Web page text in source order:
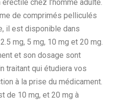
chez l’homme adulte.
de comprimés pelliculés
il est disponible dans
mg, 5 mg, 10 mg et 20 mg.
et son dosage sont
traitant qui étudiera vos
à la prise du médicament.
de 10 mg, et 20 mg à